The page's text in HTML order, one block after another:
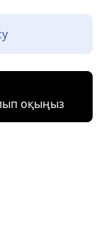
оқыңыз